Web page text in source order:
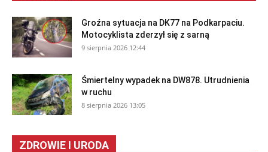
Groźna sytuacja na DK77 na Podkarpaciu.
Motocyklista zderzył się z sarną
9 sierpnia 2026 12:44
Śmiertelny wypadek na DW878. Utrudnienia
w ruchu
8 sierpnia 2026 13:05
ZDROWIE I URODA